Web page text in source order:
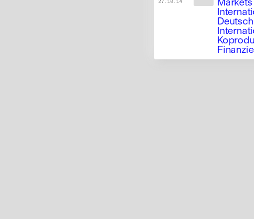
27.10.14